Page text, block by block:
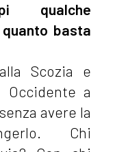
qualche
basta
Scozia e
Occidente a
avere la
Chi